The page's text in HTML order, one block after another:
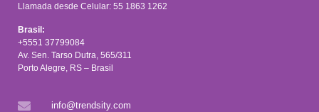
Llamada desde Celular: 55 1863 1262
Brasil:
+5551 37799084
Av. Sen. Tarso Dutra, 565/311
Porto Alegre, RS – Brasil
info@trendsity.com